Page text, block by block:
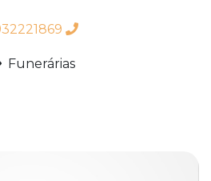
Funerárias